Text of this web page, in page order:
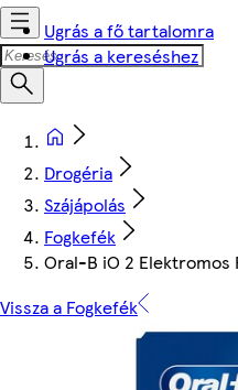
Ugrás a fő tartalomra
Ugrás a kereséshez
Drogéria
Szájápolás
Fogkefék
Oral-B iO 2 Elektromos
Vissza a Fogkefék